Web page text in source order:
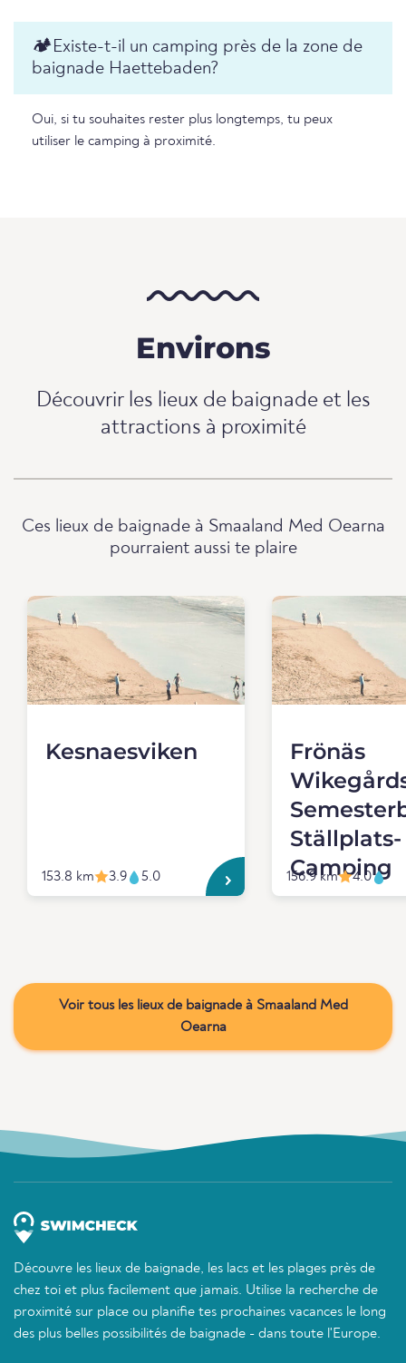
🏕️️Existe-t-il un camping près de la zone de
baignade Haettebaden?
Oui, si tu souhaites rester plus longtemps, tu peux
utiliser le camping à proximité.
Environs
Découvrir les lieux de baignade et les
attractions à proximité
Ces lieux de baignade à Smaaland Med Oearna
pourraient aussi te plaire
Kesnaesviken
153.8 km 3.9 5.0
Frönäs
Ställplats-
Camping
156.9 km 4.0
Voir tous les lieux de baignade à Smaaland Med
Oearna
Découvre les lieux de baignade, les lacs et les plages près de
chez toi et plus facilement que jamais. Utilise la recherche de
proximité sur place ou planifie tes prochaines vacances le long
des plus belles possibilités de baignade - dans toute l'Europe.